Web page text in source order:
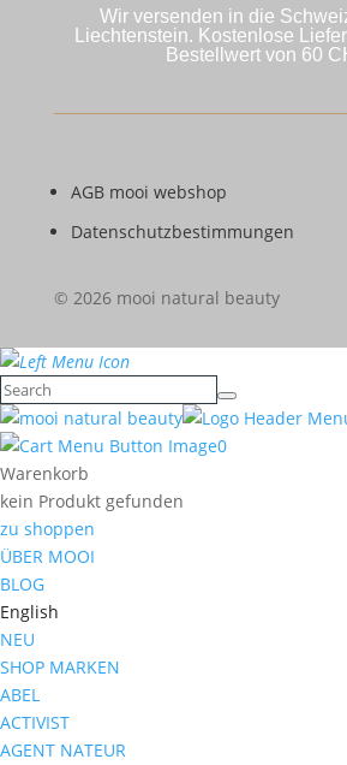
Wir versenden in die
Liechtenstein. Kostenlose
Bestellwert von 60
AGB mooi webshop
Datenschutzbestimmungen
© 2026 mooi natural beauty
0
Warenkorb
kein Produkt gefunden
zu shoppen
ÜBER MOOI
BLOG
English
NEU
SHOP MARKEN
ABEL
ACTIVIST
AGENT NATEUR